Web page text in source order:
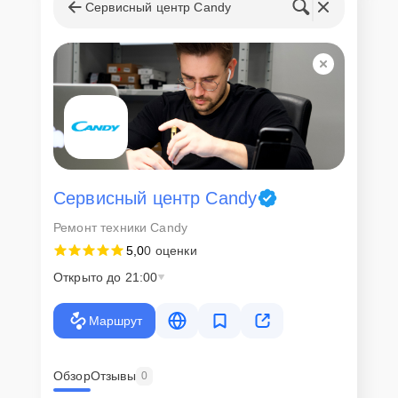
запчастей
Для всех клиентов действуют демократичные и фиксированные
цены. Конечная стоимость работ обсуждается с клиентом и не в
коем случае не может измениться в процессе работ. Сервис не
навязывает клиентам дополнительные услуги и не
предусматривает скрытые платежи. Рассчитать предварительную
стоимость ремонта можно с помощью нашегоКалькулятора
Скорость диагностики и
ремонта
Наша компания ценит время клиентов и понимает важность
оперативного решения любых вопросов. В среднем, ремонт
клиент сможет забрать свой гаджет в этот же день. При
Внимание! Устройство отправляется на ремонт только после
согласования вариантов запчастей и стоимости ремонта с
изменена в процессе или после завершения работ.
Сервисный центр Candy
Сервисный центр Candy
Ремонт техники Candy
5,00 оценки
Открыто до 21:00
Маршрут
ОбзорОтзывы 0